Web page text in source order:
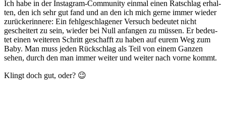
Ich habe in der Insta­gram-Com­mu­ni­ty ein­mal einen Rat­schlag erhal­
ten, den ich sehr gut fand und an den ich mich ger­ne immer wie­der
zurück­er­in­ne­re: Ein fehl­ge­schla­ge­ner Ver­such bedeu­tet nicht
geschei­tert zu sein, wie­der bei Null anfan­gen zu müs­sen. Er bedeu­
tet einen wei­te­ren Schritt geschafft zu haben auf eurem Weg zum
Baby. Man muss jeden Rück­schlag als Teil von einem Gan­zen
sehen, durch den man immer wei­ter und wei­ter nach vor­ne kommt.
Klingt doch gut, oder? 😉